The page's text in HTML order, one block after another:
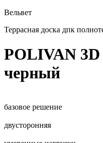
Вельвет
Террасная доска дпк
POLIVAN
черный
базовое решение
двусторонняя